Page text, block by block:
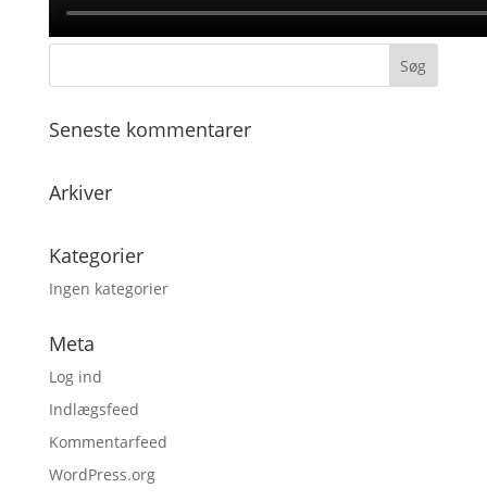
Seneste kommentarer
Arkiver
Kategorier
Ingen kategorier
Meta
Log ind
Indlægsfeed
Kommentarfeed
WordPress.org